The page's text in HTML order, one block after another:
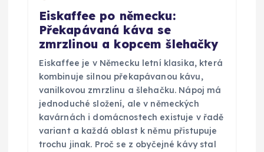
Eiskaffee po německu:
Překapávaná káva se
zmrzlinou a kopcem šlehačky
Eiskaffee je v Německu letní klasika, která
kombinuje silnou překapávanou kávu,
vanilkovou zmrzlinu a šlehačku. Nápoj má
jednoduché složení, ale v německých
kavárnách i domácnostech existuje v řadě
variant a každá oblast k němu přistupuje
trochu jinak. Proč se z obyčejné kávy stal